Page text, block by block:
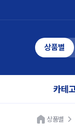
상품별
상품별